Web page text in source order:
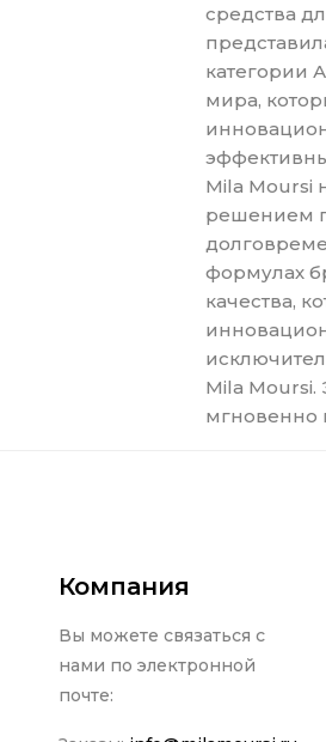
средства
категории
мира,
Mila Moursi
решением
формулах
качества,
Mila
мгновенно
Компания
Вы можете связаться с
нами по электронной
почте: